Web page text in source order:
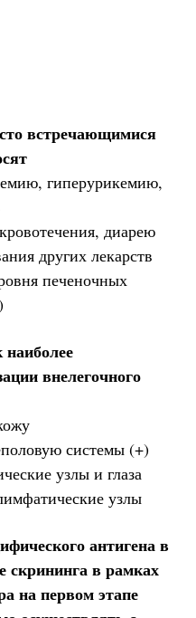
встречающимися
гиперурикемию,
диарею
других лекарств
печеночных
внелегочного
системы (+)
узлы и глаза
узлы
антигена в
скрининга в рамках
на первом этапе